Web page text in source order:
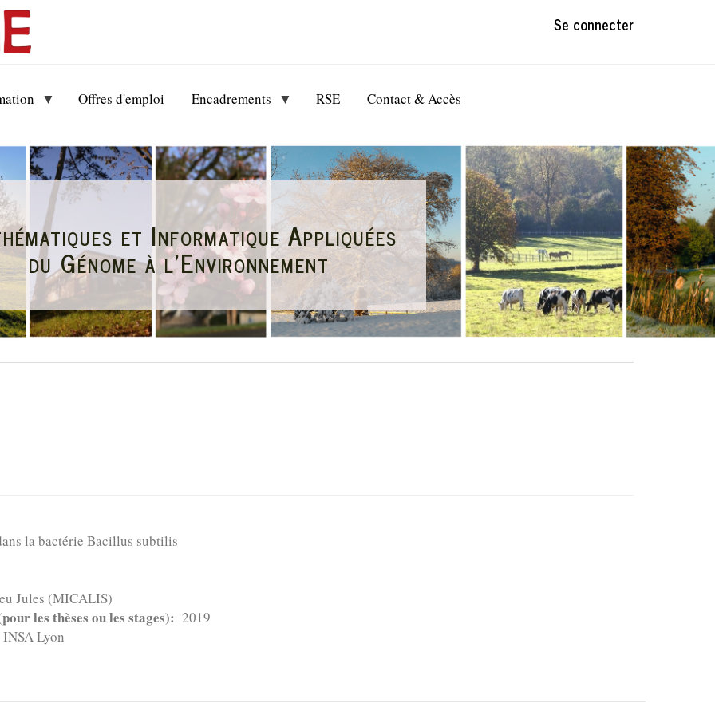
Se connecter
Offres d'emploi Encadrements RSE Contact & Accès
et Informatique Appliquées
du Génome à l'Environnement
la bactérie Bacillus subtilis
Jules (MICALIS)
les thèses ou les stages) 2019
INSA Lyon